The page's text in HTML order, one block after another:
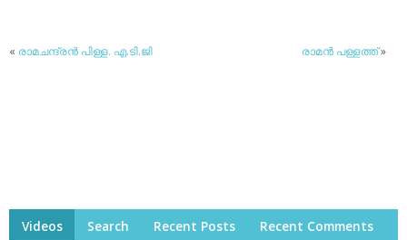
« രാമചന്ദ്രന്‍ പിള്ള. എ.ടി.ജി രാമന്‍ പള്ളത്ത്»
Videos Search Recent Posts Recent Comments